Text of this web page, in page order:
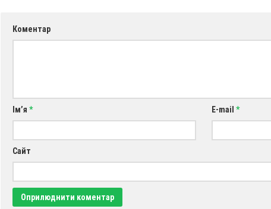
Коментар
Ім’я * E-mail *
Сайт